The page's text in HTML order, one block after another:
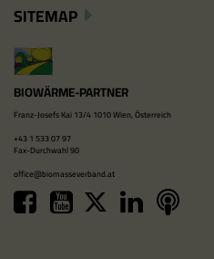
SITEMAP
BIOWÄRME-PARTNER
Franz-Josefs Kai 13/4 1010 Wien, Österreich
+43 1 533 07 97
Fax-Durchwahl 90
office@biomasseverband.at